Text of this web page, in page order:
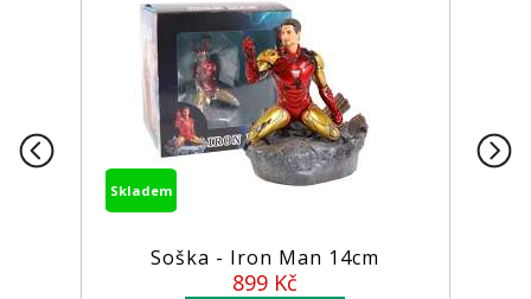
Skladem
Soška - Iron Man 14cm
899 Kč